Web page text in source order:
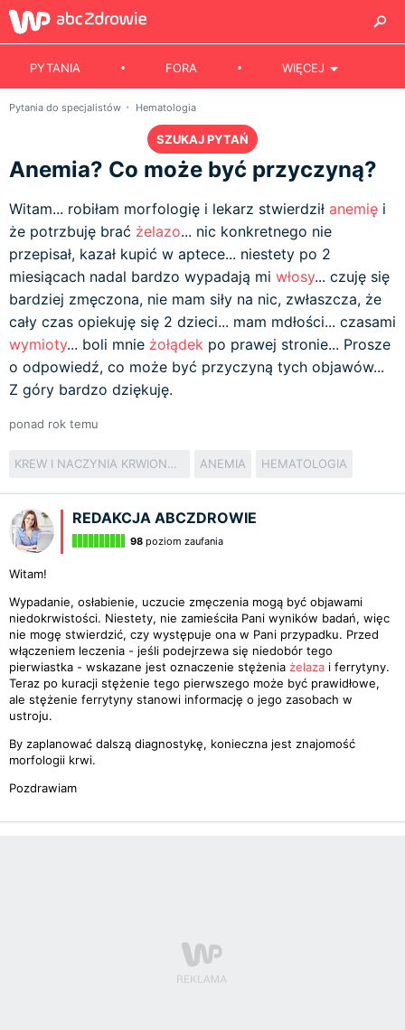
PYTANIA FORA WIĘCEJ
Pytania do specjalistów Hematologia
SZUKAJ PYTAŃ
Anemia? Co może być przyczyną?
Witam... robiłam morfologię i lekarz stwierdził anemię i
że potrzbuję brać żelazo... nic konkretnego nie
przepisał, kazał kupić w aptece... niestety po 2
miesiącach nadal bardzo wypadają mi włosy... czuję się
bardziej zmęczona, nie mam siły na nic, zwłaszcza, że
cały czas opiekuję się 2 dzieci... mam mdłości... czasami
wymioty... boli mnie żołądek po prawej stronie... Prosze
o odpowiedź, co może być przyczyną tych objawów...
Z góry bardzo dziękuję.
ponad rok temu
KREW I NACZYNIA KRWIONOŚNE ANEMIA HEMATOLOGIA
REDAKCJA ABCZDROWIE
98 poziom zaufania
Witam!
Wypadanie, osłabienie, uczucie zmęczenia mogą być objawami
niedokrwistości. Niestety, nie zamieściła Pani wyników badań, więc
nie mogę stwierdzić, czy występuje ona w Pani przypadku. Przed
włączeniem leczenia - jeśli podejrzewa się niedobór tego
pierwiastka - wskazane jest oznaczenie stężenia żelaza i ferrytyny.
Teraz po kuracji stężenie tego pierwszego może być prawidłowe,
ale stężenie ferrytyny stanowi informację o jego zasobach w
ustroju.
By zaplanować dalszą diagnostykę, konieczna jest znajomość
morfologii krwi.
Pozdrawiam